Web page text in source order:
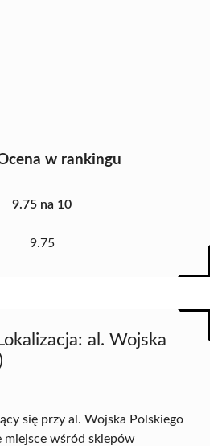
w rankingu
9.75 na 10
9.75
al. Wojska
się przy al. Wojska Polskiego
miejsce wśród sklepów